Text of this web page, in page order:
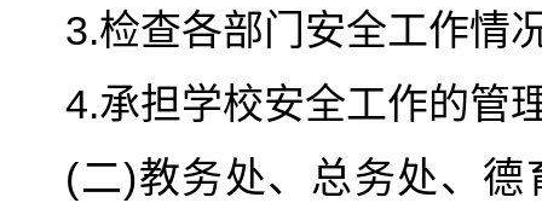
3.检查各部门安全工作情
4.承担学校安全工作的管
(二)教务处、总务处、